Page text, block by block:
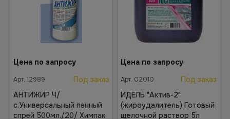
Цена по запросу
Арт. 12989
Под заказ
АНТИЖИР Ч/
с.Универсальный пенный
спрей 500мл./20/ Химпак
Цена по запросу
Арт. 02010
Под заказ
ИДЕЛЬ "Актив-2"
(жироудалитель) Готовый
щелочной раствор 5л